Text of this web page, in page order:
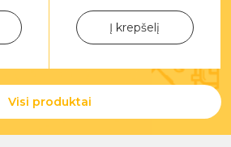
Visi produktai
Į krepšelį